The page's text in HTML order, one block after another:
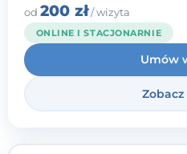
innymi, jak i z
bycia częścią
duże
od 200 zł/ wizyta
ONLINE I STACJONARNIE
Umów